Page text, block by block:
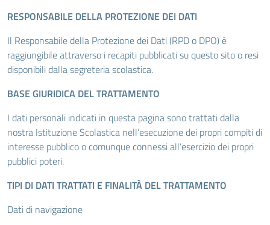
RESPONSABILE DELLA PROTEZIONE DEI DATI
Il Responsabile della Protezione dei Dati (RPD o DPO) è
raggiungibile attraverso i recapiti pubblicati su questo sito o resi
disponibili dalla segreteria scolastica.
BASE GIURIDICA DEL TRATTAMENTO
I dati personali indicati in questa pagina sono trattati dalla
nostra Istituzione Scolastica nell’esecuzione dei propri compiti di
interesse pubblico o comunque connessi all’esercizio dei propri
pubblici poteri.
TIPI DI DATI TRATTATI E FINALITÀ DEL TRATTAMENTO
Dati di navigazione